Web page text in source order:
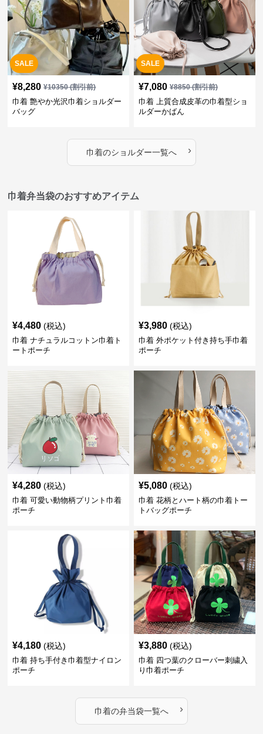
SALE
¥8,280 ¥10350(割引前)
巾着 艶やか光沢巾着ショルダー
バッグ
SALE
¥7,080 ¥8850(割引前)
巾着 上質合成皮革の巾着型ショ
ルダーかばん
巾着のショルダー一覧へ ›
巾着弁当袋のおすすめアイテム
¥4,480 (税込)
巾着 ナチュラルコットン巾着ト
ートポーチ
¥3,980 (税込)
巾着 外ポケット付き持ち手巾着
ポーチ
¥4,280 (税込)
巾着 可愛い動物柄プリント巾着
ポーチ
¥5,080 (税込)
巾着 花柄とハート柄の巾着トー
トバッグポーチ
¥4,180 (税込)
巾着 持ち手付き巾着型ナイロン
ポーチ
¥3,880 (税込)
巾着 四つ葉のクローバー刺繍入
り巾着ポーチ
巾着の弁当袋一覧へ ›